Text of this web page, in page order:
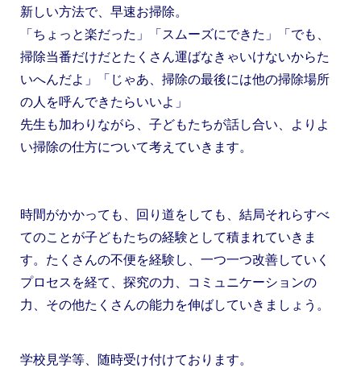
新しい方法で、早速お掃除。
「ちょっと楽だった」「スムーズにできた」「でも、
掃除当番だけだとたくさん運ばなきゃいけないからた
いへんだよ」「じゃあ、掃除の最後には他の掃除場所
の人を呼んできたらいいよ」
先生も加わりながら、子どもたちが話し合い、よりよ
い掃除の仕方について考えていきます。
時間がかかっても、回り道をしても、結局それらすべ
てのことが子どもたちの経験として積まれていきま
す。たくさんの不便を経験し、一つ一つ改善していく
プロセスを経て、探究の力、コミュニケーションの
力、その他たくさんの能力を伸ばしていきましょう。
学校見学等、随時受け付けております。